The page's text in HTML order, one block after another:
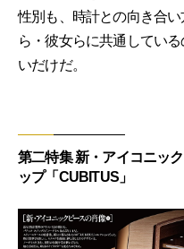
性別も、時計との向き合
ら・彼女らに共通してい
いだけだ。
第二特集 新・アイコニッ
ップ「CUBITUS」